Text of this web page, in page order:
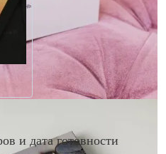
и дата готовности